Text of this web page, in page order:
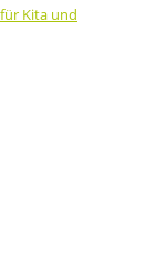
Kita und